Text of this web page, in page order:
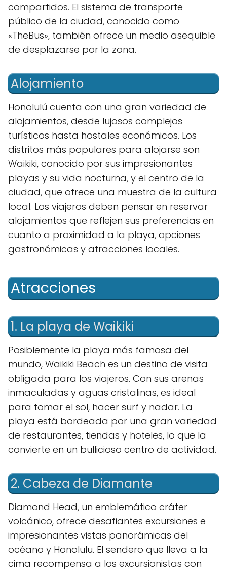
compartidos. El sistema de transporte
público de la ciudad, conocido como
«TheBus», también ofrece un medio asequible
de desplazarse por la zona.
Alojamiento
Honolulú cuenta con una gran variedad de
alojamientos, desde lujosos complejos
turísticos hasta hostales económicos. Los
distritos más populares para alojarse son
Waikiki, conocido por sus impresionantes
playas y su vida nocturna, y el centro de la
ciudad, que ofrece una muestra de la cultura
local. Los viajeros deben pensar en reservar
alojamientos que reflejen sus preferencias en
cuanto a proximidad a la playa, opciones
gastronómicas y atracciones locales.
Atracciones
1. La playa de Waikiki
Posiblemente la playa más famosa del
mundo, Waikiki Beach es un destino de visita
obligada para los viajeros. Con sus arenas
inmaculadas y aguas cristalinas, es ideal
para tomar el sol, hacer surf y nadar. La
playa está bordeada por una gran variedad
de restaurantes, tiendas y hoteles, lo que la
convierte en un bullicioso centro de actividad.
2. Cabeza de Diamante
Diamond Head, un emblemático cráter
volcánico, ofrece desafiantes excursiones e
impresionantes vistas panorámicas del
océano y Honolulu. El sendero que lleva a la
cima recompensa a los excursionistas con